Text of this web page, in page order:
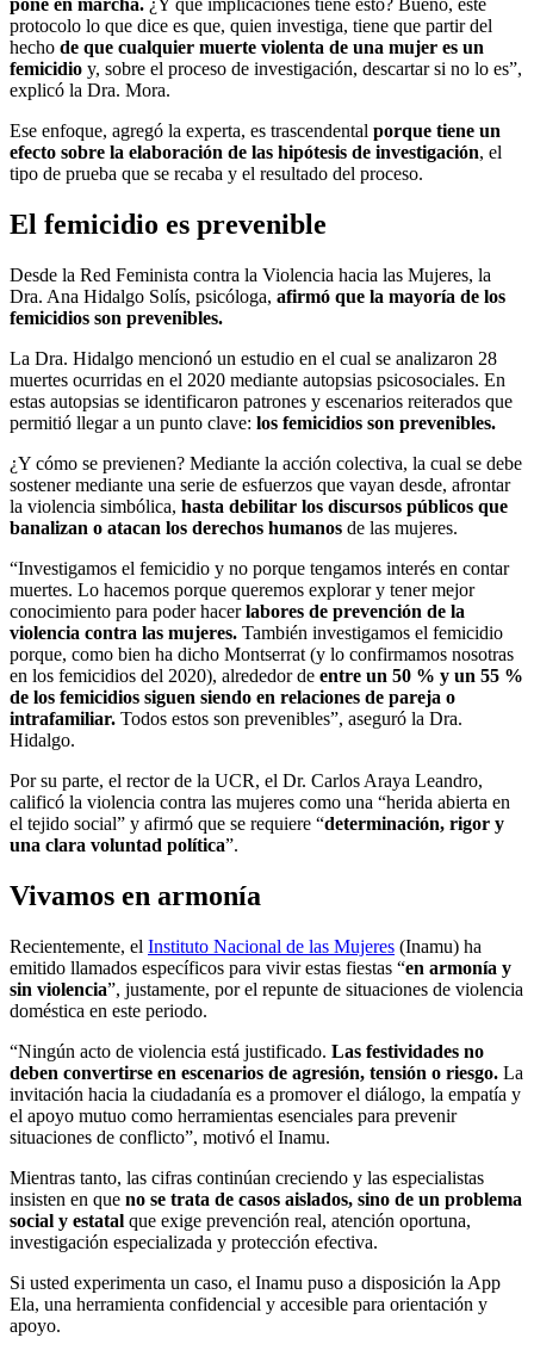
pone en marcha. ¿Y qué implicaciones tiene esto? Bueno, este
protocolo lo que dice es que, quien investiga, tiene que partir del
hecho de que cualquier muerte violenta de una mujer es un
femicidio y, sobre el proceso de investigación, descartar si no lo es”,
explicó la Dra. Mora.
Ese enfoque, agregó la experta, es trascendental porque tiene un
efecto sobre la elaboración de las hipótesis de investigación, el
tipo de prueba que se recaba y el resultado del proceso.
El femicidio es prevenible
Desde la Red Feminista contra la Violencia hacia las Mujeres, la
Dra. Ana Hidalgo Solís, psicóloga, afirmó que la mayoría de los
femicidios son prevenibles.
La Dra. Hidalgo mencionó un estudio en el cual se analizaron 28
muertes ocurridas en el 2020 mediante autopsias psicosociales. En
estas autopsias se identificaron patrones y escenarios reiterados que
permitió llegar a un punto clave: los femicidios son prevenibles.
¿Y cómo se previenen? Mediante la acción colectiva, la cual se debe
sostener mediante una serie de esfuerzos que vayan desde, afrontar
la violencia simbólica, hasta debilitar los discursos públicos que
banalizan o atacan los derechos humanos de las mujeres.
“Investigamos el femicidio y no porque tengamos interés en contar
muertes. Lo hacemos porque queremos explorar y tener mejor
conocimiento para poder hacerlabores de prevención de la
violencia contra las mujeres. También investigamos el femicidio
porque, como bien ha dicho Montserrat (y lo confirmamos nosotras
en los femicidios del 2020), alrededor de entre un 50 % y un 55 %
de los femicidios siguen siendo en relaciones de pareja o
intrafamiliar. Todos estos son prevenibles”, aseguró la Dra.
Hidalgo.
Por su parte, el rector de la UCR, el Dr. Carlos Araya Leandro,
calificó la violencia contra las mujeres como una “herida abierta en
el tejido social” y afirmó que se requiere “determinación, rigor y
una clara voluntad política”.
Vivamos en armonía
Recientemente, el Instituto Nacional de las Mujeres (Inamu) ha
emitido llamados específicos para vivir estas fiestas “en armonía y
sin violencia”, justamente, por el repunte de situaciones de violencia
doméstica en este periodo.
“Ningún acto de violencia está justificado. Las festividades no
deben convertirse en escenarios de agresión, tensión o riesgo. La
invitación hacia la ciudadanía es a promover el diálogo, la empatía y
el apoyo mutuo como herramientas esenciales para prevenir
situaciones de conflicto”, motivó el Inamu.
Mientras tanto, las cifras continúan creciendo y las especialistas
insisten en que no se trata de casos aislados, sino de un problema
social y estatal que exige prevención real, atención oportuna,
investigación especializada y protección efectiva.
Si usted experimenta un caso, el Inamu puso a disposición la App
Ela, una herramienta confidencial y accesible para orientación y
apoyo.